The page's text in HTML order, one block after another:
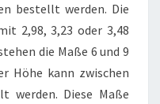
bestellt werden. Die
2,98, 3,23 oder 3,48
die Maße 6 und 9
Höhe kann zwischen
werden. Diese Maße